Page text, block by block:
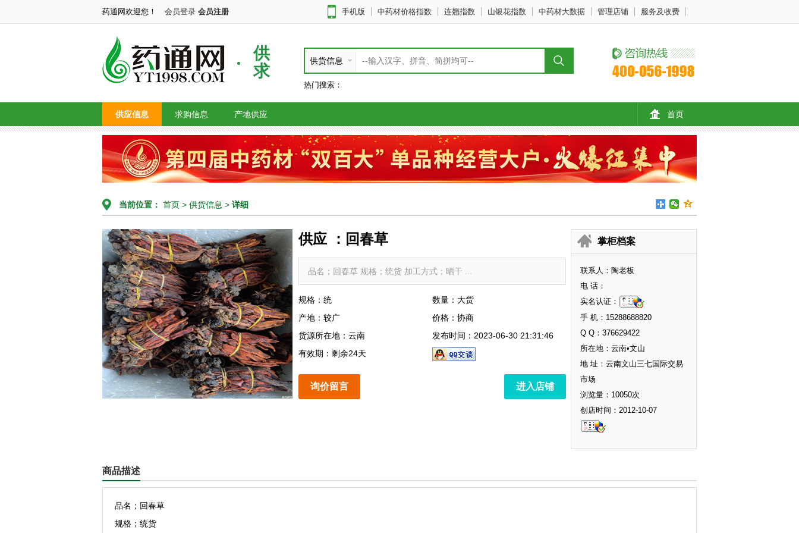
药通网欢迎您！ 会员登录 会员注册 手机版 中药材价格指数 连翘指数 山银花指数 中药材大数据 管理店铺 服务及收费
供
求
供货信息
热门搜索：
首页
供应信息 求购信息 产地供应
当前位置： 首页 > 供货信息 > 详细
供应 ：回春草
品名；回春草 规格；统货 加工方式；晒干 ...
规格：统
数量：大货
产地：较广
价格：协商
货源所在地：云南
发布时间：2023-06-30 21:31:46
有效期：剩余24天
询价留言 进入店铺
掌柜档案
联系人：陶老板
电 话：
实名认证：
手 机：15288688820
Q Q：376629422
所在地：云南•文山
地 址：云南文山三七国际交易
市场
浏览量：10050次
创店时间：2012-10-07
商品描述
品名；回春草
规格；统货